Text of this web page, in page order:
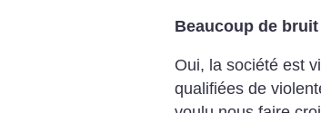
Beaucoup de
Oui, la société est
qualifiées de